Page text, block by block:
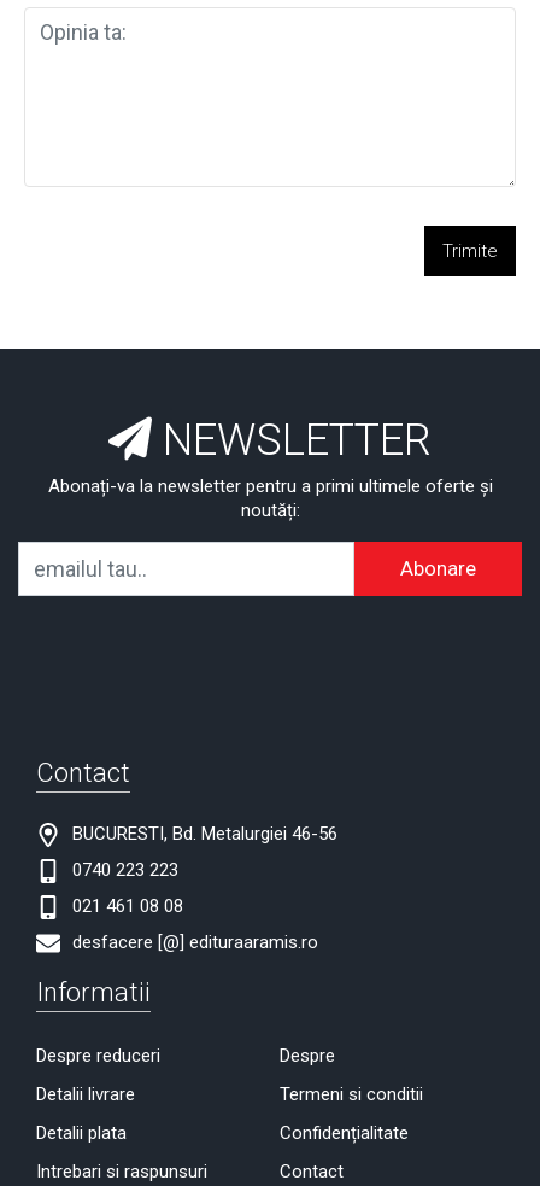
Trimite
NEWSLETTER
Abonați-va la newsletter pentru a primi ultimele oferte și
noutăți:
Abonare
Contact
BUCURESTI, Bd. Metalurgiei 46-56
0740 223 223
021 461 08 08
desfacere [@] edituraaramis.ro
Informatii
Despre reduceri
Detalii livrare
Detalii plata
Intrebari si raspunsuri
Despre
Termeni si conditii
Confidențialitate
Contact